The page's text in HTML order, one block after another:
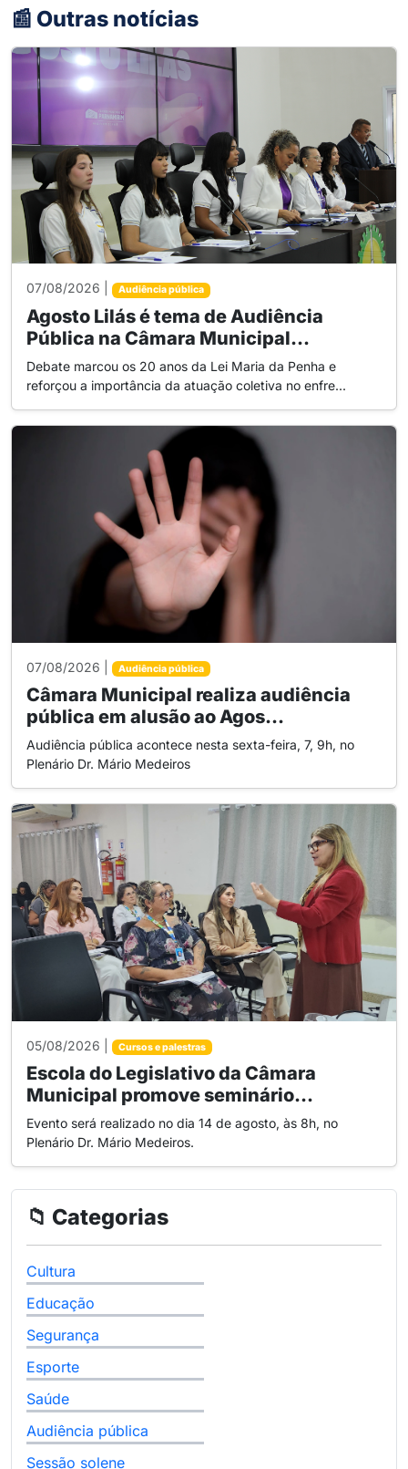
📰 Outras notícias
07/08/2026 | Audiência pública
Agosto Lilás é tema de Audiência
Pública na Câmara Municipal...
Debate marcou os 20 anos da Lei Maria da Penha e
reforçou a importância da atuação coletiva no enfre...
07/08/2026 | Audiência pública
Câmara Municipal realiza audiência
pública em alusão ao Agos...
Audiência pública acontece nesta sexta-feira, 7, 9h, no
Plenário Dr. Mário Medeiros
05/08/2026 | Cursos e palestras
Escola do Legislativo da Câmara
Municipal promove seminário...
Evento será realizado no dia 14 de agosto, às 8h, no
Plenário Dr. Mário Medeiros.
📁 Categorias
Cultura
Educação
Segurança
Esporte
Saúde
Audiência pública
Sessão solene